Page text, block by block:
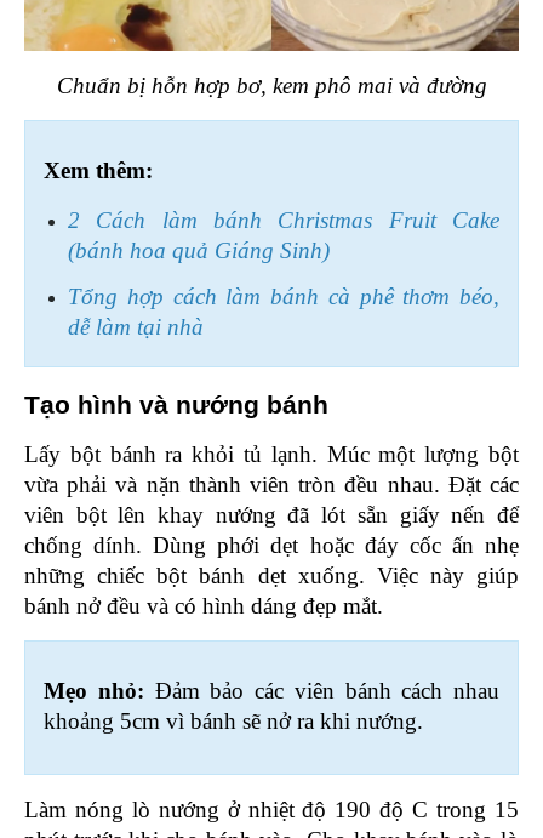
Chuẩn bị hỗn hợp bơ, kem phô mai và đường
Xem thêm:
2 Cách làm bánh Christmas Fruit Cake
(bánh hoa quả Giáng Sinh)
Tổng hợp cách làm bánh cà phê thơm béo,
dễ làm tại nhà
Tạo hình và nướng bánh
Lấy bột bánh ra khỏi tủ lạnh. Múc một lượng bột
vừa phải và nặn thành viên tròn đều nhau. Đặt các
viên bột lên khay nướng đã lót sẵn giấy nến để
chống dính. Dùng phới dẹt hoặc đáy cốc ấn nhẹ
những chiếc bột bánh dẹt xuống. Việc này giúp
bánh nở đều và có hình dáng đẹp mắt.
Mẹo nhỏ: Đảm bảo các viên bánh cách nhau
khoảng 5cm vì bánh sẽ nở ra khi nướng.
Làm nóng lò nướng ở nhiệt độ 190 độ C trong 15